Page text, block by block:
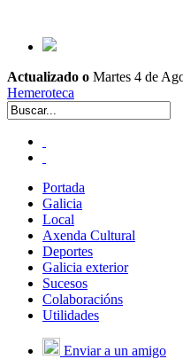
Actualizado o Martes 4 de
Hemeroteca
Portada
Galicia
Local
Axenda Cultural
Deportes
Galicia exterior
Sucesos
Colaboracións
Utilidades
Enviar a un amigo